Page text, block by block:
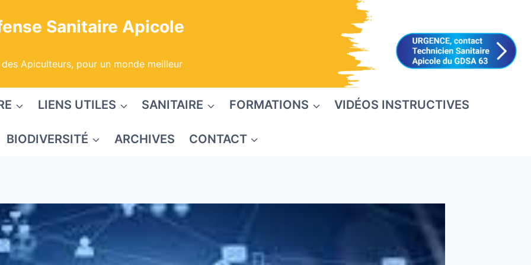
Sanitaire Apicole
Apiculteurs, pour un monde meilleur
LIENS UTILES SANITAIRE FORMATIONS VIDÉOS INSTRUCTIVES
BIODIVERSITÉ ARCHIVES CONTACT